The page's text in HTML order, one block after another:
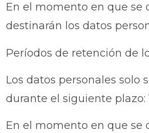
En el momento en que se
destinarán los datos
Períodos de retención de
Los datos personales
durante el siguiente plazo:
En el momento en que se